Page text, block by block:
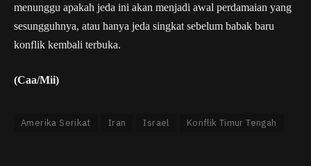
menunggu apakah jeda ini akan menjadi awal perdamaian yang
sesungguhnya, atau hanya jeda singkat sebelum babak baru
konflik kembali terbuka.
(Caa/Mii)
Amerika Serikat Iran Israel Konflik Timur Tengah